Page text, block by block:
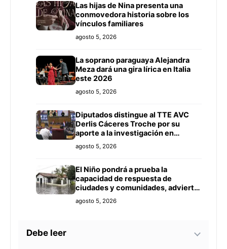
Las hijas de Nina presenta una
conmovedora historia sobre los
vínculos familiares
agosto 5, 2026
La soprano paraguaya Alejandra
Meza dará una gira lírica en Italia
este 2026
agosto 5, 2026
Diputados distingue al TTE AVC
Derlis Cáceres Troche por su
aporte a la investigación en
Inteligencia Artificial y Educación
agosto 5, 2026
El Niño pondrá a prueba la
capacidad de respuesta de
ciudades y comunidades, advierte
especialista
agosto 5, 2026
Debe leer